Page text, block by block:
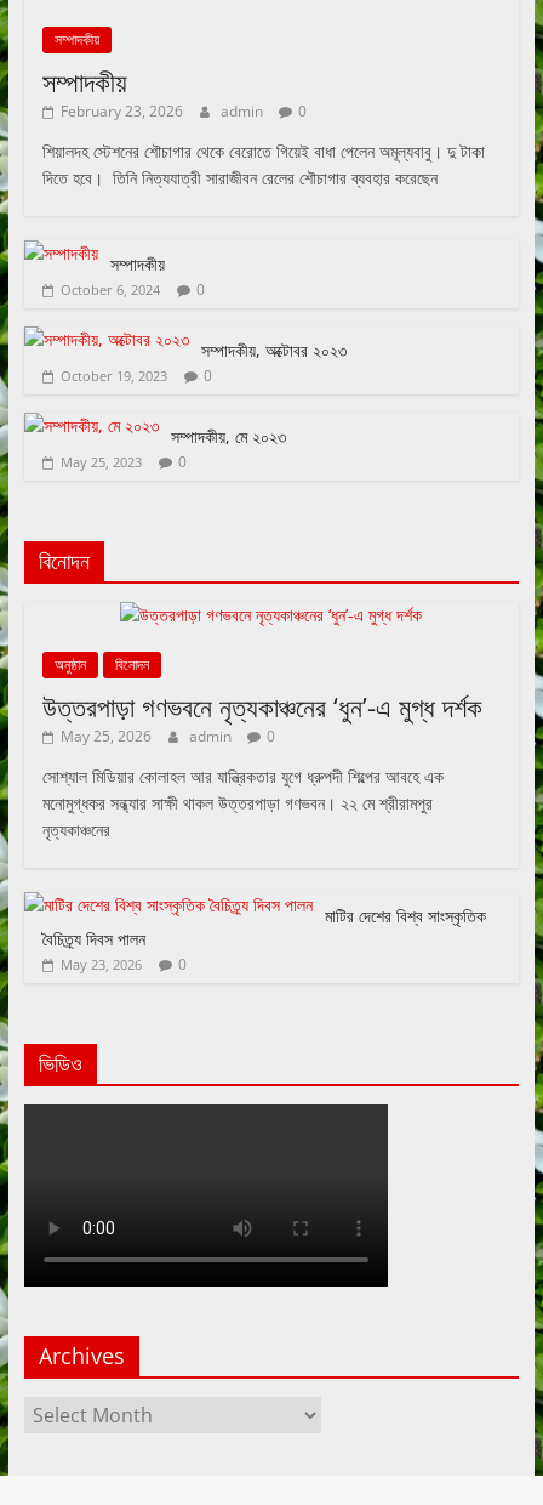
সম্পাদকীয়
সম্পাদকীয়
February 23, 2026 admin 0
শিয়ালদহ স্টেশনের শৌচাগার থেকে বেরোতে গিয়েই বাধা পেলেন অমূল্যবাবু। দু টাকা
দিতে হবে। তিনি নিত্যযাত্রী সারাজীবন রেলের শৌচাগার ব্যবহার করেছেন
সম্পাদকীয়
October 6, 2024 0
সম্পাদকীয়, অক্টোবর ২০২৩
October 19, 2023 0
সম্পাদকীয়, মে ২০২৩
May 25, 2023 0
বিনোদন
অনুষ্ঠান বিনোদন
উত্তরপাড়া গণভবনে নৃত্যকাঞ্চনের ‘ধুন’-এ মুগ্ধ দর্শক
May 25, 2026 admin 0
সোশ্যাল মিডিয়ার কোলাহল আর যান্ত্রিকতার যুগে ধ্রুপদী শিল্পের আবহে এক
মনোমুগ্ধকর সন্ধ্যার সাক্ষী থাকল উত্তরপাড়া গণভবন। ২২ মে শ্রীরামপুর
নৃত্যকাঞ্চনের
মাটির দেশের বিশ্ব সাংস্কৃতিক
বৈচিত্র্য দিবস পালন
May 23, 2026 0
ভিডিও
Archives
Archives